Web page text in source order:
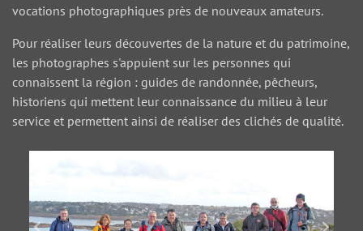
vocations photographiques près de nouveaux amateurs.
Pour réaliser leurs découvertes de la nature et du patrimoine,
les photographes s'appuient sur les personnes qui
connaissent la région : guides de randonnée, pêcheurs,
historiens qui mettent leur connaissance du milieu à leur
service et permettent ainsi de réaliser des clichés de qualité.